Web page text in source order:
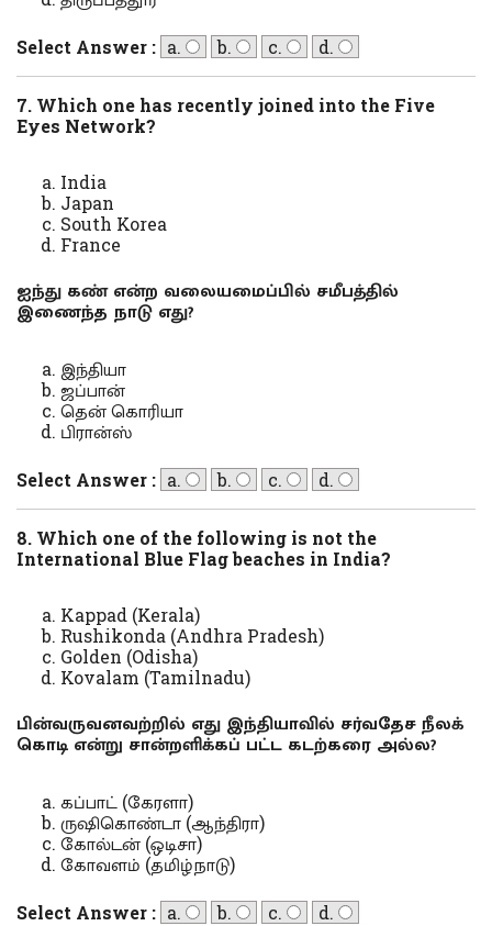
Select Answer : a. b. c. d.
7. Which one has recently joined into the Five
Eyes Network?
India
Japan
South Korea
France
ஐந்து கண் என்ற வலையமைப்பில் சமீபத்தில்
இணைந்த நாடு எது?
இந்தியா
ஜப்பான்
தென் கொரியா
பிரான்ஸ்
Select Answer : a. b. c. d.
8. Which one of the following is not the
International Blue Flag beaches in India?
Kappad (Kerala)
Rushikonda (Andhra Pradesh)
Golden (Odisha)
Kovalam (Tamilnadu)
பின்வருவனவற்றில் எது இந்தியாவில் சர்வதேச நீலக்
கொடி என்று சான்றளிக்கப் பட்ட கடற்கரை அல்ல?
கப்பாட் (கேரளா)
ருஷிகொண்டா (ஆந்திரா)
கோல்டன் (ஒடிசா)
கோவளம் (தமிழ்நாடு)
Select Answer : a. b. c. d.